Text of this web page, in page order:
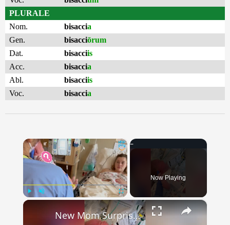
PLURALE
Nom.
bisaccia
Gen.
bisacciōrum
Dat.
bisacciis
Acc.
bisaccia
Abl.
bisacciis
Voc.
bisaccia
×
Fullscreen
Now Playing
×
New Mom Surprised With Proposal On Newborn's Babygrow | Happily TV